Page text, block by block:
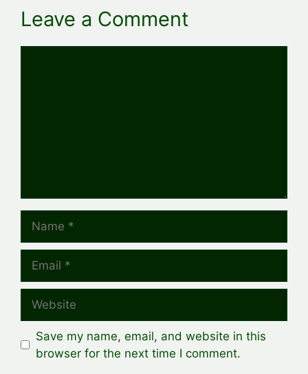
Leave a Comment
Save my name, email, and website in this
browser for the next time I comment.